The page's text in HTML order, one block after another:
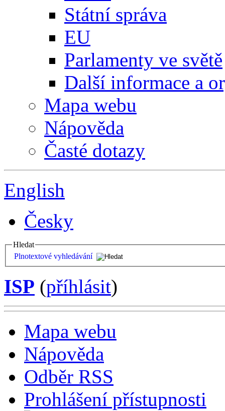
Státní správa
EU
Parlamenty ve světě
Další informace a
Mapa webu
Nápověda
Časté dotazy
English
Česky
Hledat
Plnotextové vyhledávání
ISP (příhlásit)
Mapa webu
Nápověda
Odběr RSS
Prohlášení přístupnosti